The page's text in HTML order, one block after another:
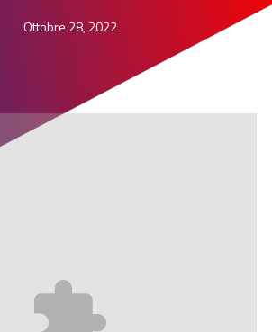
Ottobre 28, 2022